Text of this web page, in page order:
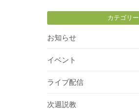
カテゴリー
お知らせ
イベント
ライブ配信
次週説教